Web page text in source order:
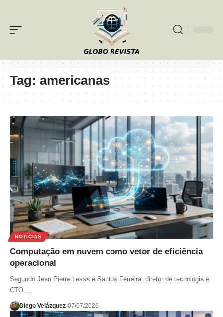
Tag: americanas
NOTÍCIAS
Computação em nuvem como vetor de eficiência
operacional
Segundo Jean Pierre Lessa e Santos Ferreira, diretor de tecnologia e
CTO,…
Diego Velázquez 07/07/2026